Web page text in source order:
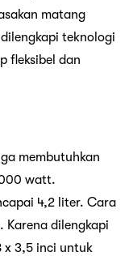
matang
teknologi
fleksibel dan
membutuhkan
watt.
4,2 liter. Cara
Karena dilengkapi
3,5 inci untuk